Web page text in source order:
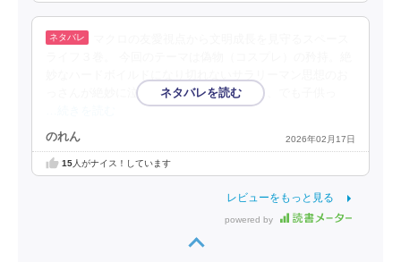
っさんが絶妙に泣ける。普通に働いていて、でも子供っ
のれん 2026年02月17日
15人がナイス！しています
レビューをもっと見る
powered by